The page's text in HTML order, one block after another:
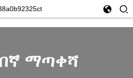
ማጣቀሻ